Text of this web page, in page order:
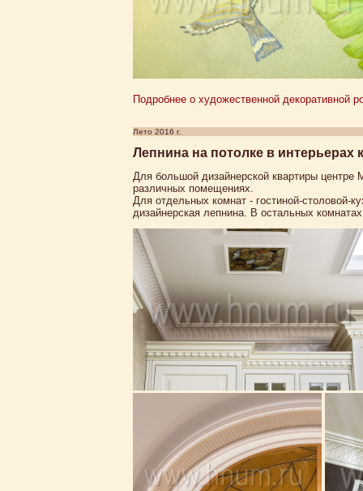
Подробнее о художественной декоративной
Лето 2016 г.
Лепнина на потолке в интерьерах
Для большой дизайнерской квартиры центре
различных помещениях.
Для отдельных комнат - гостиной-столовой-
дизайнерская лепнина. В остальных